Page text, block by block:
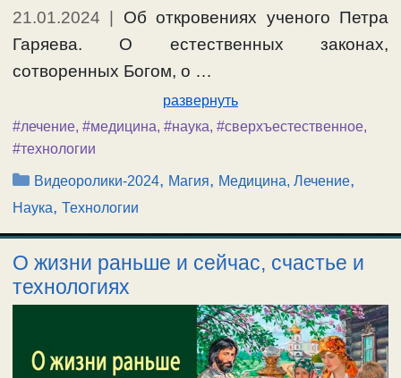
21.01.2024
Об откровениях ученого Петра
Гаряева. О естественных законах,
сотворенных Богом, о …
развернуть
#лечение, #медицина, #наука, #сверхъестественное,
#технологии
Рубрики
Видеоролики-2024, Магия, Медицина, Лечение,
Наука, Технологии
О жизни раньше и сейчас, счастье и
технологиях